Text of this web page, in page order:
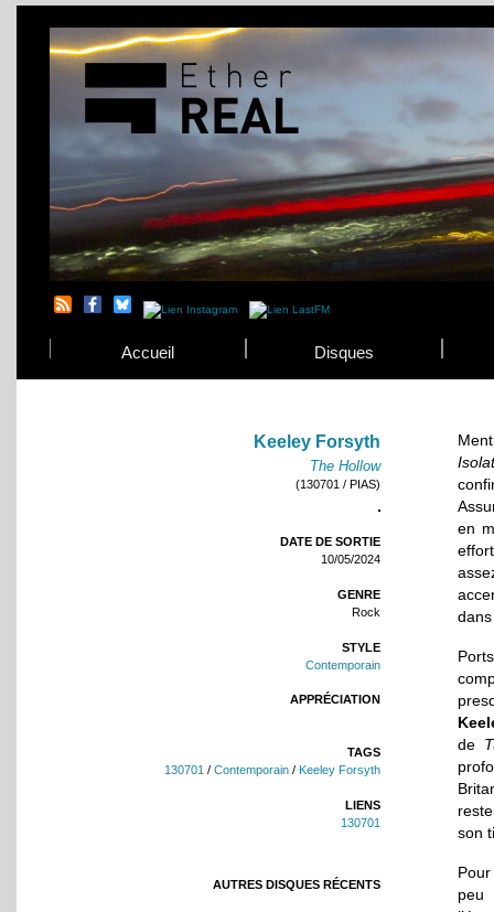
Accueil Disques
Keeley Forsyth
The Hollow
(130701 / PIAS)
DATE DE SORTIE
10/05/2024
GENRE
Rock
STYLE
Contemporain
APPRÉCIATION
TAGS
130701 / Contemporain / Keeley Forsyth
LIENS
130701
AUTRES DISQUES RÉCENTS
en
de
son
peu